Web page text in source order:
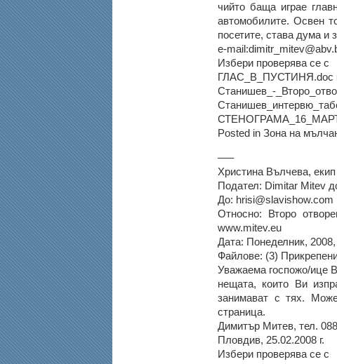
чийто баща играе
автомобилите. Освен
посетите, става дума и
e-
Избери проверява се с
ГЛАС_В_ПУСТИНЯ.doc
Станишев_-
Posted in Зона на
—–
Христина Вълчева,
Подател: Dimitar Mitev
До: hrisi@slavishow.com
Относно: Второ
www.mitev.eu
Дата: Понеделник,
Файлове: (3)
Уважаема госпожо/ице
нещата, които Ви
занимават с тях.
страница.
Димитър Митев, тел.
Пловдив, 25.02.2008 г.
Избери проверява се с